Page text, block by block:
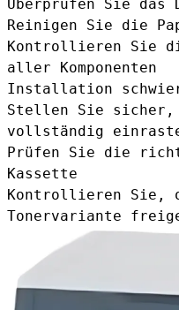
Überprüfen Sie das
Reinigen Sie die
Kontrollieren Sie
aller Komponenten
Installation
Stellen Sie sicher,
vollständig
Prüfen Sie die
Kassette
Kontrollieren Sie,
Tonervariante